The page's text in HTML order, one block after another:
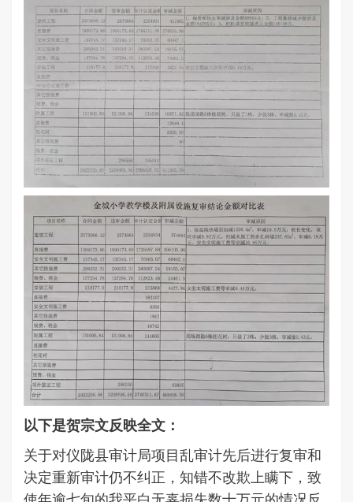
以下是贺宗文反映全文：
关于对仪陇县审计局项目乱审计先后进行复审和
决定重新审计仍不纠正，知错不改欺上瞒下，致